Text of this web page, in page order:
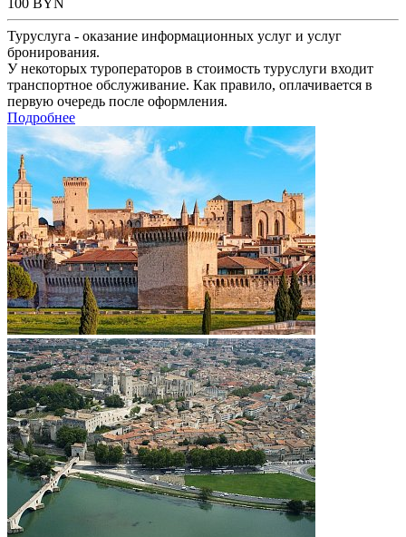
Туруслуга - оказание информационных услуг и услуг
бронирования.
У некоторых туроператоров в стоимость туруслуги входит
транспортное обслуживание. Как правило, оплачивается в
первую очередь после оформления.
Подробнее